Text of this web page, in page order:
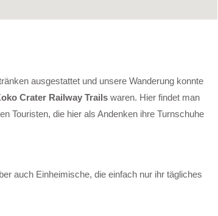
ausgestattet und unsere Wanderung konnte
Crater Railway Trailswaren. Hier findet man
Touristen, die hier als Andenken ihre Turnschuhe
auch Einheimische, die einfach nur ihr tägliches